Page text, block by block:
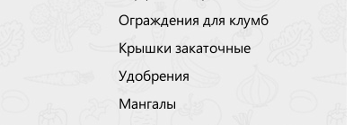
Ограждения для клумб
Крышки закаточные
Удобрения
Мангалы